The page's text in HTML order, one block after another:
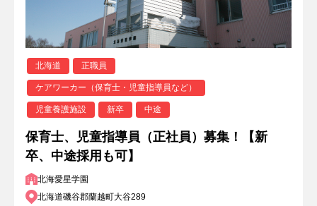
北海道 正職員
ケアワーカー（保育士・児童指導員など）
児童養護施設 新卒 中途
保育士、児童指導員（正社員）募集！【新
卒、中途採用も可】
北海愛星学園
北海道磯谷郡蘭越町大谷289